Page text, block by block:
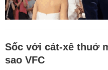
Sốc với cát-xê thuở
sao VFC